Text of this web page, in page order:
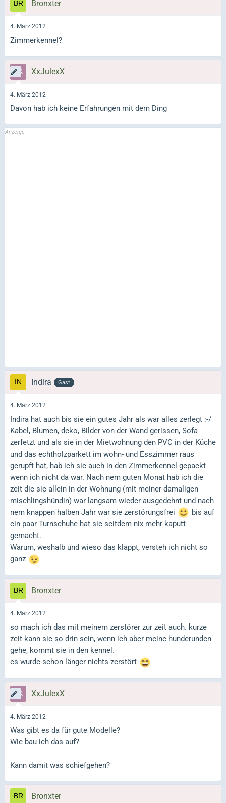
Bronxter
4. März 2012
Zimmerkennel?
XxJulexX
4. März 2012
Davon hab ich keine Erfahrungen mit dem Ding
Indira Gast
4. März 2012
Indira hat auch bis sie ein gutes Jahr als war alles zerlegt :-/
Kabel, Blumen, deko, Bilder von der Wand gerissen, Sofa
zerfetzt und als sie in der Mietwohnung den PVC in der Küche
und das echtholzparkett im wohn- und Esszimmer raus
gerupft hat, hab ich sie auch in den Zimmerkennel gepackt
wenn ich nicht da war. Nach nem guten Monat hab ich die
zeit die sie allein in der Wohnung (mit meiner damaligen
mischlingshündin) war langsam wieder ausgedehnt und nach
nem knappen halben Jahr war sie zerstörungsfrei
bis auf
ein paar Turnschuhe hat sie seitdem nix mehr kaputt
gemacht.
Warum, weshalb und wieso das klappt, versteh ich nicht so
ganz
Bronxter
4. März 2012
so mach ich das mit meinem zerstörer zur zeit auch. kurze
zeit kann sie so drin sein, wenn ich aber meine hunderunden
gehe, kommt sie in den kennel.
es wurde schon länger nichts zerstört
XxJulexX
4. März 2012
Was gibt es da für gute Modelle?
Wie bau ich das auf?
Kann damit was schiefgehen?
Bronxter